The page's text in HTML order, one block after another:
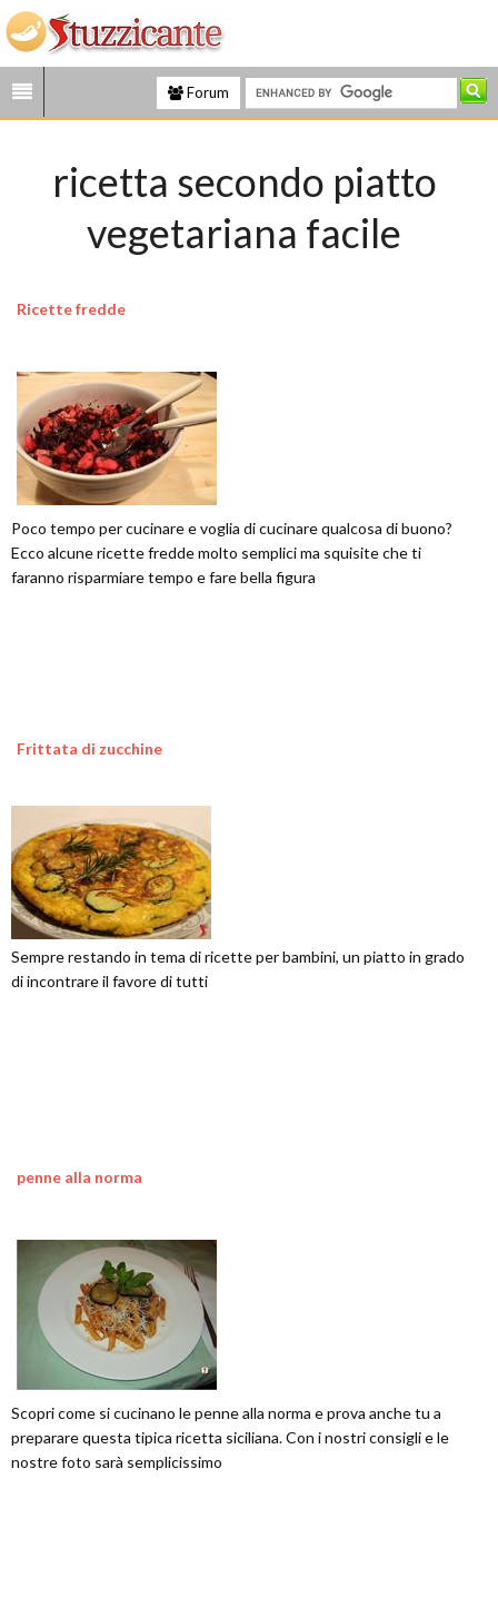
Forum
ricetta secondo piatto
vegetariana facile
Ricette fredde
Poco tempo per cucinare e voglia di cucinare qualcosa di buono?
Ecco alcune ricette fredde molto semplici ma squisite che ti
faranno risparmiare tempo e fare bella figura
Frittata di zucchine
Sempre restando in tema di ricette per bambini, un piatto in grado
di incontrare il favore di tutti
penne alla norma
Scopri come si cucinano le penne alla norma e prova anche tu a
preparare questa tipica ricetta siciliana. Con i nostri consigli e le
nostre foto sarà semplicissimo